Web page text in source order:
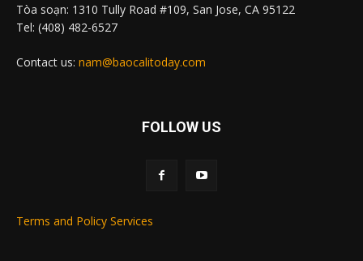
Tòa soạn: 1310 Tully Road #109, San Jose, CA 95122
Tel: (408) 482-6527
Contact us: nam@baocalitoday.com
FOLLOW US
Terms and Policy Services